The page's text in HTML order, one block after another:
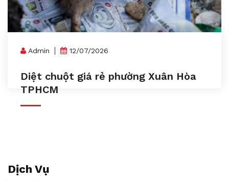
Admin 12/07/2026
Diệt chuột giá rẻ phường Xuân Hòa
TPHCM
Dịch Vụ